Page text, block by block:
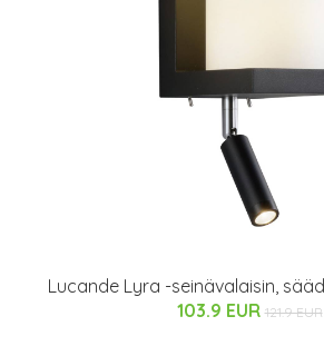
Lucande Lyra -seinävalaisin,
103.9 EUR 121.9 EUR